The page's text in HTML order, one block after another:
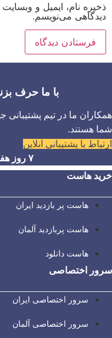
ذخیره نام، ایمیل و
دیدگاهی می‌نویسم.
با ما حرف
همکاران ما در تیم
شما هستند.
ارتباط با پشتیبانی آنلاین
۷ روز هفته × ۲۴ ساعت روز
خرید هاست
هاست پر بازدید ایران
هاست پربازدید آلمان
هاست دانلود
سرور اختصاصی
سرور اختصاصی ایران
سرور اختصاصی آلمان